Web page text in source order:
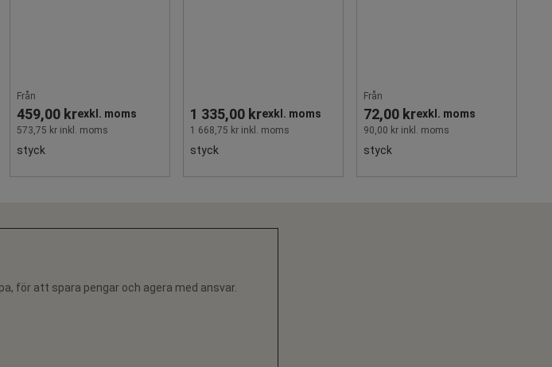
Från
459,00 krexkl. moms
573,75 kr inkl. moms
styck
1 335,00 krexkl. moms
1 668,75 kr inkl. moms
styck
Från
72,00 krexkl. moms
90,00 kr inkl. moms
styck
för att spara pengar och agera med ansvar.